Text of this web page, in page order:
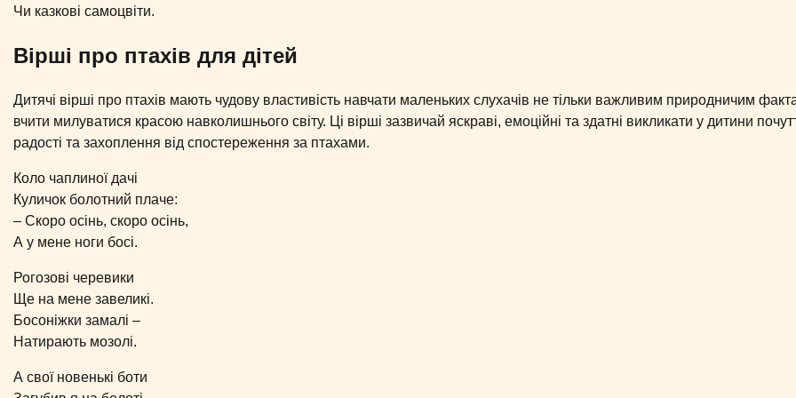
Чи казкові самоцвіти.
Вірші про птахів для дітей
Дитячі вірші про птахів мають чудову властивість навчати маленьких слухачів не тільки важливим природничим
вчити милуватися красою навколишнього світу. Ці вірші зазвичай яскраві, емоційні та здатні викликати у дитини
радості та захоплення від спостереження за птахами.
Коло чаплиної дачі
Куличок болотний плаче:
– Скоро осінь, скоро осінь,
А у мене ноги босі.
Рогозові черевики
Ще на мене завеликі.
Босоніжки замалі –
Натирають мозолі.
А свої новенькі боти